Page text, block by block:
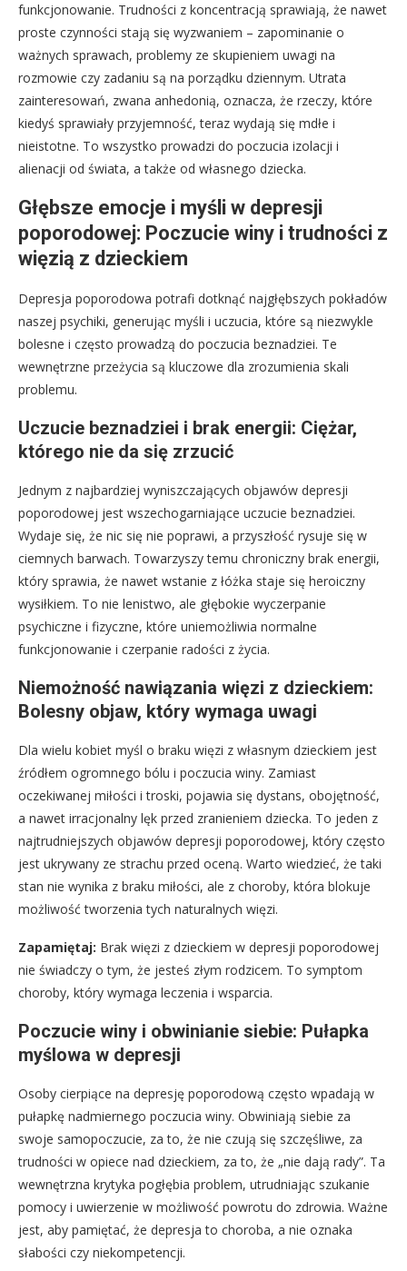
funkcjonowanie. Trudności z koncentracją sprawiają, że nawet
proste czynności stają się wyzwaniem – zapominanie o
ważnych sprawach, problemy ze skupieniem uwagi na
rozmowie czy zadaniu są na porządku dziennym. Utrata
zainteresowań, zwana anhedonią, oznacza, że rzeczy, które
kiedyś sprawiały przyjemność, teraz wydają się mdłe i
nieistotne. To wszystko prowadzi do poczucia izolacji i
alienacji od świata, a także od własnego dziecka.
Głębsze emocje i myśli w depresji
poporodowej: Poczucie winy i trudności z
więzią z dzieckiem
Depresja poporodowa potrafi dotknąć najgłębszych pokładów
naszej psychiki, generując myśli i uczucia, które są niezwykle
bolesne i często prowadzą do poczucia beznadziei. Te
wewnętrzne przeżycia są kluczowe dla zrozumienia skali
problemu.
Uczucie beznadziei i brak energii: Ciężar,
którego nie da się zrzucić
Jednym z najbardziej wyniszczających objawów depresji
poporodowej jest wszechogarniające uczucie beznadziei.
Wydaje się, że nic się nie poprawi, a przyszłość rysuje się w
ciemnych barwach. Towarzyszy temu chroniczny brak energii,
który sprawia, że nawet wstanie z łóżka staje się heroiczny
wysiłkiem. To nie lenistwo, ale głębokie wyczerpanie
psychiczne i fizyczne, które uniemożliwia normalne
funkcjonowanie i czerpanie radości z życia.
Niemożność nawiązania więzi z dzieckiem:
Bolesny objaw, który wymaga uwagi
Dla wielu kobiet myśl o braku więzi z własnym dzieckiem jest
źródłem ogromnego bólu i poczucia winy. Zamiast
oczekiwanej miłości i troski, pojawia się dystans, obojętność,
a nawet irracjonalny lęk przed zranieniem dziecka. To jeden z
najtrudniejszych objawów depresji poporodowej, który często
jest ukrywany ze strachu przed oceną. Warto wiedzieć, że taki
stan nie wynika z braku miłości, ale z choroby, która blokuje
możliwość tworzenia tych naturalnych więzi.
Zapamiętaj: Brak więzi z dzieckiem w depresji poporodowej
nie świadczy o tym, że jesteś złym rodzicem. To symptom
choroby, który wymaga leczenia i wsparcia.
Poczucie winy i obwinianie siebie: Pułapka
myślowa w depresji
Osoby cierpiące na depresję poporodową często wpadają w
pułapkę nadmiernego poczucia winy. Obwiniają siebie za
swoje samopoczucie, za to, że nie czują się szczęśliwe, za
trudności w opiece nad dzieckiem, za to, że „nie dają rady”. Ta
wewnętrzna krytyka pogłębia problem, utrudniając szukanie
pomocy i uwierzenie w możliwość powrotu do zdrowia. Ważne
jest, aby pamiętać, że depresja to choroba, a nie oznaka
słabości czy niekompetencji.